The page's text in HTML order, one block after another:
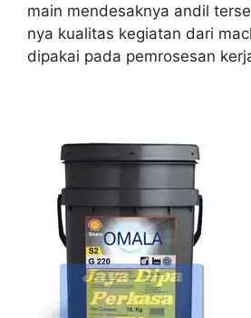
main mendesaknya andil
nya kualitas kegiatan dari
dipakai pada pemrosesan